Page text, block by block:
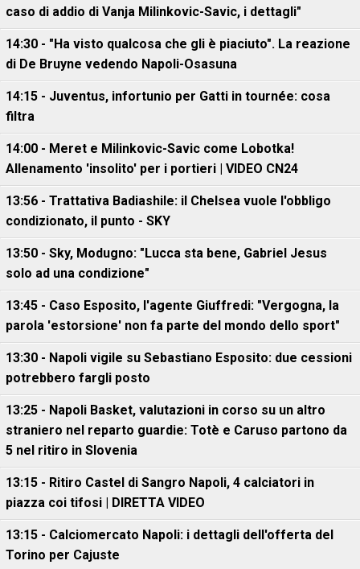
caso di addio di Vanja Milinkovic-Savic, i dettagli"
14:30 - "Ha visto qualcosa che gli è piaciuto". La reazione
di De Bruyne vedendo Napoli-Osasuna
14:15 - Juventus, infortunio per Gatti in tournée: cosa
filtra
14:00 - Meret e Milinkovic-Savic come Lobotka!
Allenamento 'insolito' per i portieri | VIDEO CN24
13:56 - Trattativa Badiashile: il Chelsea vuole l'obbligo
condizionato, il punto - SKY
13:50 - Sky, Modugno: "Lucca sta bene, Gabriel Jesus
solo ad una condizione"
13:45 - Caso Esposito, l'agente Giuffredi: "Vergogna, la
parola 'estorsione' non fa parte del mondo dello sport"
13:30 - Napoli vigile su Sebastiano Esposito: due cessioni
potrebbero fargli posto
13:25 - Napoli Basket, valutazioni in corso su un altro
straniero nel reparto guardie: Totè e Caruso partono da
5 nel ritiro in Slovenia
13:15 - Ritiro Castel di Sangro Napoli, 4 calciatori in
piazza coi tifosi | DIRETTA VIDEO
13:15 - Calciomercato Napoli: i dettagli dell'offerta del
Torino per Cajuste